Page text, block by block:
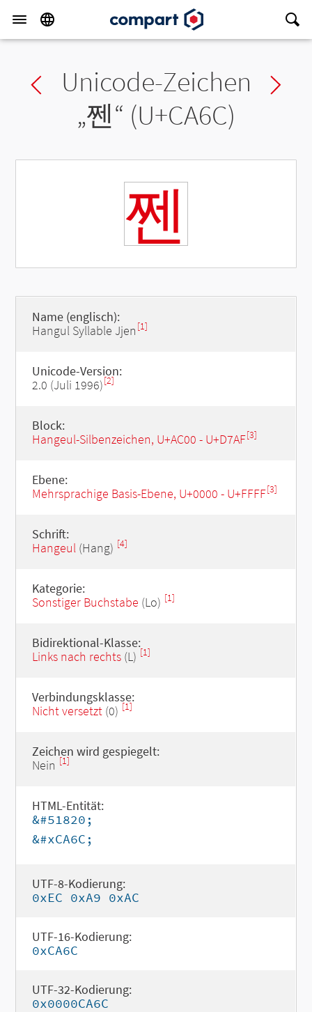
Previous char
Unicode-Zeichen
„쩬“ (U+CA6C)
쩬
Name (englisch):
Hangul Syllable Jjen [1]
Unicode-Version:
2.0 (Juli 1996)[2]
Block:
Hangeul-Silbenzeichen, U+AC00 - U+D7AF[3]
Ebene:
Mehrsprachige Basis-Ebene, U+0000 - U+FFFF[3]
Schrift:
Hangeul(Hang) [4]
Kategorie:
Sonstiger Buchstabe (Lo) [1]
Bidirektional-Klasse:
Links nach rechts(L) [1]
Verbindungsklasse:
Nicht versetzt(0) [1]
Zeichen wird gespiegelt:
Nein [1]
HTML-Entität:
&#51820;
&#xCA6C;
UTF-8-Kodierung:
0xEC 0xA9 0xAC
UTF-16-Kodierung:
0xCA6C
UTF-32-Kodierung:
0x0000CA6C